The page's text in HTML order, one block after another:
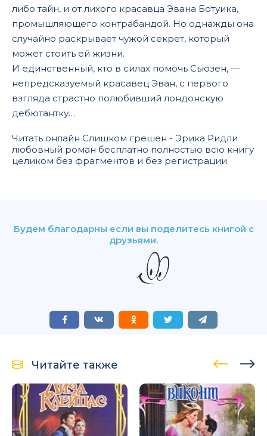
либо тайн, и от лихого красавца Эвана Ботуика,
промышляющего контрабандой. Но однажды она
случайно раскрывает чужой секрет, который
может стоить ей жизни.
И единственный, кто в силах помочь Сьюзен, —
непредсказуемый красавец Эван, с первого
взгляда страстно полюбивший лондонскую
дебютантку…
Читать онлайн Слишком грешен - Эрика Ридли
любовный роман бесплатно полностью всю книгу
целиком без фрагментов и без регистрации.
Будем благодарны если вы поделитесь книгой с
друзьями.
Читайте также